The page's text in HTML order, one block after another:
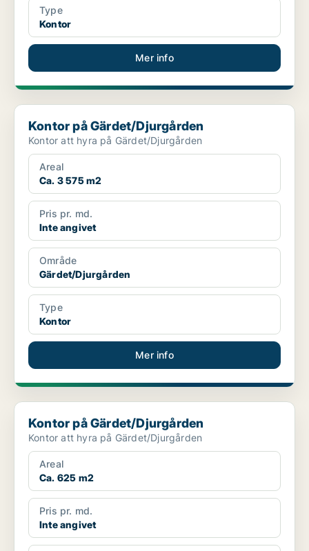
Type
Kontor
Mer info
Kontor på Gärdet/Djurgården
Kontor på Gärdet/Djurgården
Kontor att hyra på Gärdet/Djurgården
Areal
Ca. 3 575 m2
Pris pr. md.
Inte angivet
Område
Gärdet/Djurgården
Type
Kontor
Mer info
Kontor på Gärdet/Djurgården
Kontor på Gärdet/Djurgården
Kontor att hyra på Gärdet/Djurgården
Areal
Ca. 625 m2
Pris pr. md.
Inte angivet